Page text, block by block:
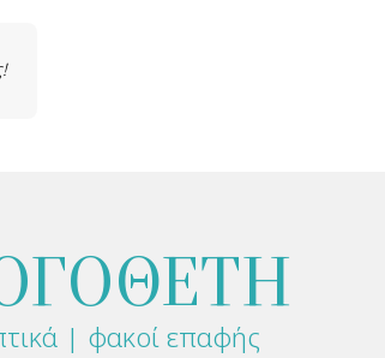
| φακοί επαφής